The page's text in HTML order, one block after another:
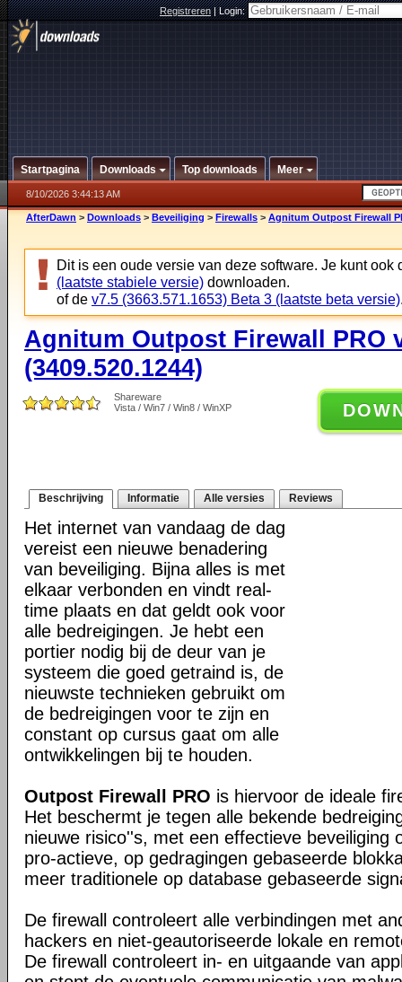
Registreren|Login:
Startpagina Downloads Top downloads Meer
8/10/2026 3:44:13 AM
AfterDawn > Downloads > Beveiliging > Firewalls > Agnitum Outpost Firewall
Dit is een oude versie van deze software. Je kunt ook
(laatste stabiele versie) downloaden.
of de v7.5 (3663.571.1653) Beta 3 (laatste beta versie)
Agnitum Outpost Firewall PRO
(3409.520.1244)
Shareware
Vista / Win7 / Win8 / WinXP
Beschrijving Informatie Alle versies Reviews
Het internet van vandaag de dag
vereist een nieuwe benadering
van beveiliging. Bijna alles is met
elkaar verbonden en vindt real-
time plaats en dat geldt ook voor
alle bedreigingen. Je hebt een
portier nodig bij de deur van je
systeem die goed getraind is, de
nieuwste technieken gebruikt om
de bedreigingen voor te zijn en
constant op cursus gaat om alle
ontwikkelingen bij te houden.
Outpost Firewall PRO is hiervoor de ideale
Het beschermt je tegen alle bekende
nieuwe risico''s, met een effectieve beveiliging
pro-actieve, op gedragingen gebaseerde
meer traditionele op database gebaseerde
De firewall controleert alle verbindingen met
hackers en niet-geautoriseerde lokale en
De firewall controleert in- en uitgaande van